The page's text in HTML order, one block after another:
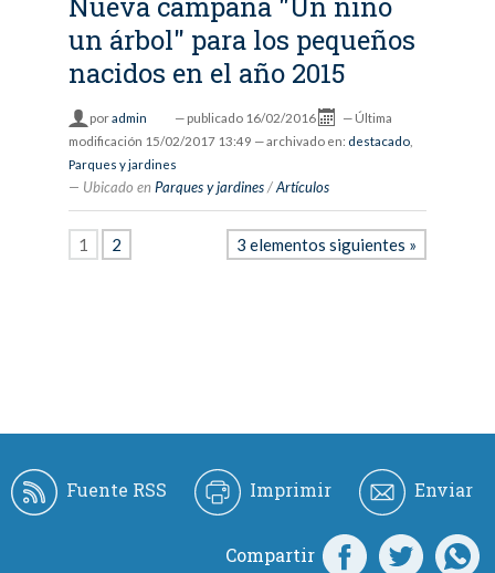
un árbol" para los pequeños
nacidos en el año 2015
poradmin — publicado 16/02/2016 — Última
modificación 15/02/2017 13:49 — archivado en: destacado,
Parques y jardines
Ubicado en Parques y jardines /Artículos
3 elementos siguientes »
1 2
Fuente RSS Imprimir Enviar
Compartir